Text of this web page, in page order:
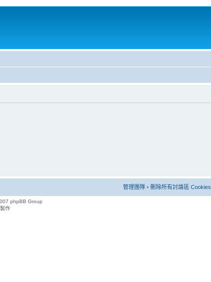
管理團隊 • 刪除所有討論區 Cookies
phpBB Group
作